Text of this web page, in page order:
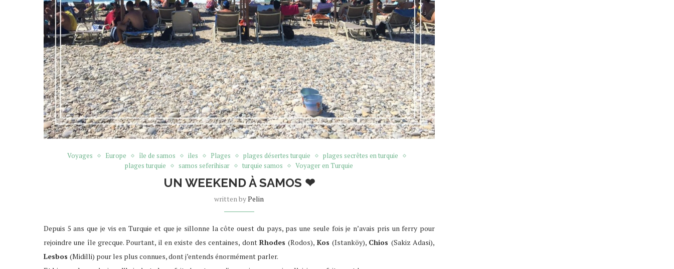
Voyages Europe île de samos iles Plages plages désertes turquie
plages secrêtes en turquie
plages turquie
samos seferihisar turquie samos Voyager en Turquie
UN WEEKEND À SAMOS ❤
written byPelin
Depuis 5 ans que je vis en Turquie et que je sillonne la côte ouest du pays, pas une seule fois je n’avais pris un ferry pour
rejoindre une île grecque. Pourtant, il en existe des centaines, dont Rhodes(Rodos), Kos (Istanköy), Chios (Sakiz Adasi),
Lesbos (Midilli) pour les plus connues, dont j’entends énormément parler.